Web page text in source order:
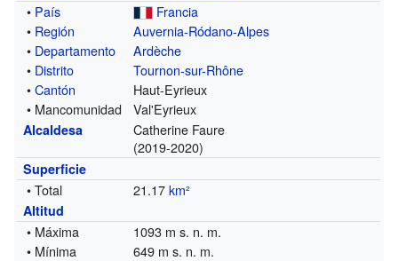
• País
Francia
• Región
Auvernia-Ródano-Alpes
• Departamento
Ardèche
• Distrito
Tournon-sur-Rhône
•Cantón
Haut-Eyrieux
• Mancomunidad
Val'Eyrieux
Alcaldesa
Catherine Faure
(2019-2020)
Superficie
• Total 21.17km²
Altitud
• Máxima
1093 m s. n. m.
• Mínima
649 m s. n. m.